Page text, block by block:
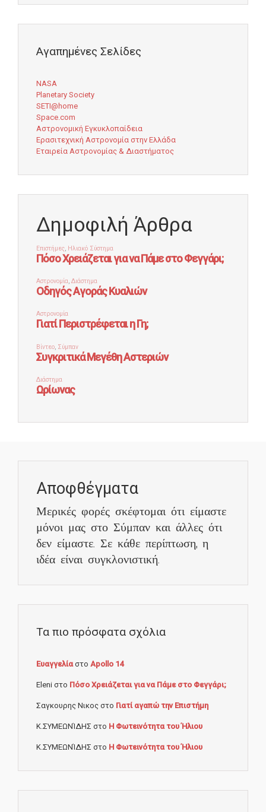
Αγαπημένες Σελίδες
NASA
Planetary Society
SETI@home
Space.com
Αστρονομική Εγκυκλοπαίδεια
Ερασιτεχνική Αστρονομία στην Ελλάδα
Εταιρεία Αστρονομίας & Διαστήματος
Δημοφιλή Άρθρα
Αποφθέγματα
Μερικές φορές σκέφτομαι ότι είμαστε
μόνοι μας στο Σύμπαν και άλλες ότι
δεν είμαστε. Σε κάθε περίπτωση, η
ιδέα είναι συγκλονιστική.
Τα πιο πρόσφατα σχόλια
Ευαγγελίαστο Apollo 14
Eleni στο Πόσο Χρειάζεται για να Πάμε στο Φεγγάρι;
Σαγκουρης Νικος στο Γιατί αγαπώ την Επιστήμη
Κ.ΣΥΜΕΩΝΊΔΗΣ στο Η Φωτεινότητα του Ήλιου
Κ.ΣΥΜΕΩΝΊΔΗΣ στο Η Φωτεινότητα του Ήλιου